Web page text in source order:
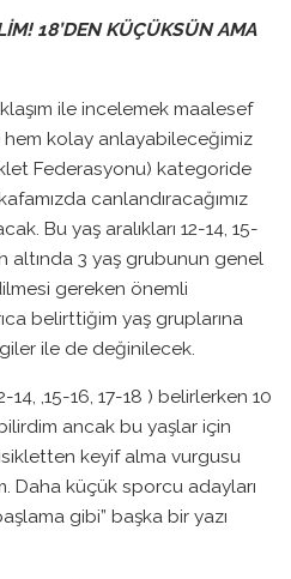
18’DEN KÜÇÜKSÜN AMA
ile incelemek maalesef
kolay anlayabileceğimiz
Federasyonu) kategoride
canlandıracağımız
Bu yaş aralıkları 12-14, 15-
altında 3 yaş grubunun genel
gereken önemli
belirttiğim yaş gruplarına
ile de değinilecek.
,15-16, 17-18 ) belirlerken 10
ancak bu yaşlar için
keyif alma vurgusu
Daha küçük sporcu adayları
gibi” başka bir yazı